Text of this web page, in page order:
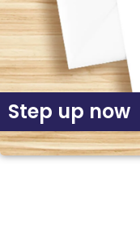
Step up now